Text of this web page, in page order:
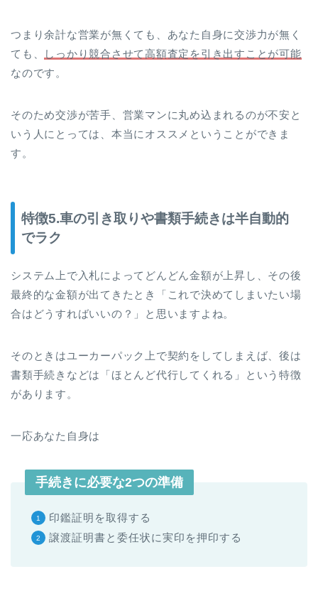
つまり余計な営業が無くても、あなた自身に交渉力が無く
ても、
しっかり競合させて高額査定を引き出すことが可能
なのです。
そのため交渉が苦手、営業マンに丸め込まれるのが不安と
いう人にとっては、本当にオススメということができま
す。
特徴5.車の引き取りや書類手続きは半自動的
でラク
システム上で入札によってどんどん金額が上昇し、その後
最終的な金額が出てきたとき「これで決めてしまいたい場
合はどうすればいいの？」と思いますよね。
そのときはユーカーパック上で契約をしてしまえば、後は
書類手続きなどは「ほとんど代行してくれる」という特徴
があります。
一応あなた自身は
手続きに必要な2つの準備
印鑑証明を取得する
譲渡証明書と委任状に実印を押印する